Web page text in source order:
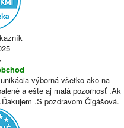
výborná všetko ako na
a ešte aj malá pozornosť .Ak
.S pozdravom Čigášová.